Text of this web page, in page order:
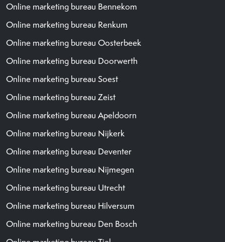
Online marketing bureau Bennekom
Online marketing bureau Renkum
Online marketing bureau Oosterbeek
Online marketing bureau Doorwerth
Online marketing bureau Soest
Online marketing bureau Zeist
Online marketing bureau Apeldoorn
Online marketing bureau Nijkerk
Online marketing bureau Deventer
Online marketing bureau Nijmegen
Online marketing bureau Utrecht
Online marketing bureau Hilversum
Online marketing bureau Den Bosch